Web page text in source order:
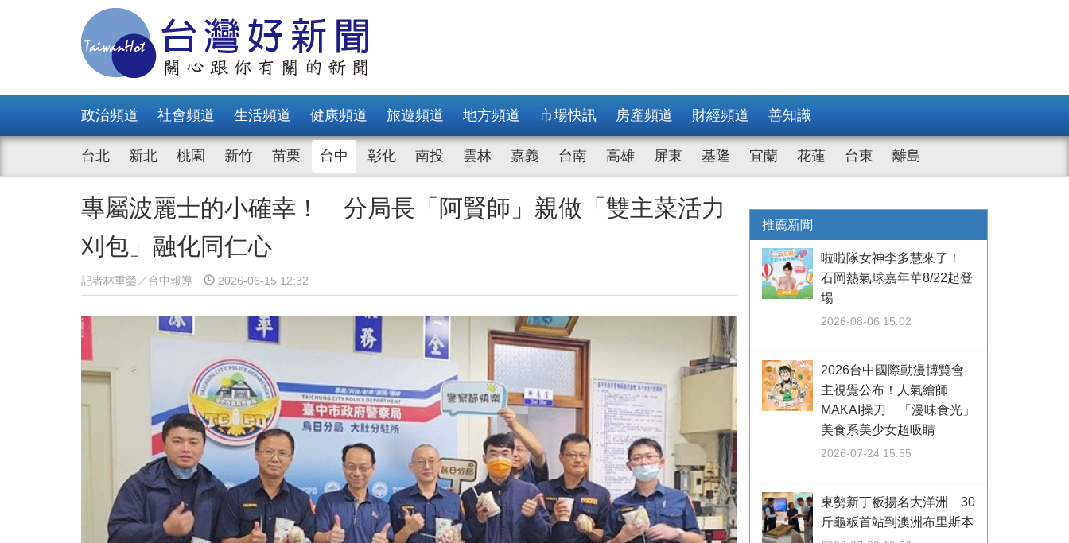
政治頻道 社會頻道 生活頻道 健康頻道 旅遊頻道 地方頻道 市場快訊 房產頻道 財經頻道 善知識
台北 新北 桃園 新竹 苗栗 台中 彰化 南投 雲林 嘉義 台南 高雄 屏東 基隆 宜蘭 花蓮 台東 離島
專屬波麗士的小確幸！ 分局長「阿賢師」親做「雙主菜活力
刈包」融化同仁心
記者林重鎣／台中報導 2026-06-15 12:32
推薦新聞
啦啦隊女神李多慧來了！
石岡熱氣球嘉年華8/22起登
場
2026-08-06 15:02
2026台中國際動漫博覽會
主視覺公布！人氣繪師
MAKAI操刀 「漫味食光」
美食系美少女超吸睛
2026-07-24 15:55
東勢新丁粄揚名大洋洲 30
斤龜粄首站到澳洲布里斯本